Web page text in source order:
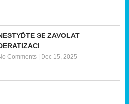
SE ZAVOLAT
Comments| Dec 15, 2025